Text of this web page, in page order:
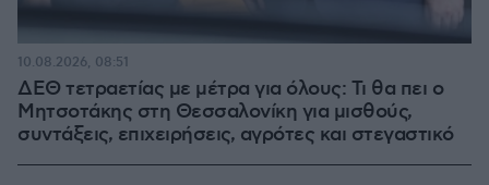
ΔΕΘ τετραετίας με μέτρα για όλους: Τι θα πει ο
Μητσοτάκης στη Θεσσαλονίκη για μισθούς,
συντάξεις, επιχειρήσεις, αγρότες και στεγαστικό
10.08.2026, 08:51